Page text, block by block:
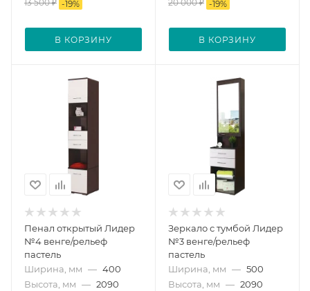
13 500₽ -19%
В КОРЗИНУ
20 000₽ -19%
В КОРЗИНУ
Пенал открытый Лидер
№4 венге/рельеф
пастель
Ширина, мм — 400
Высота, мм — 2090
Зеркало с тумбой Лидер
№3 венге/рельеф
пастель
Ширина, мм — 500
Высота, мм — 2090